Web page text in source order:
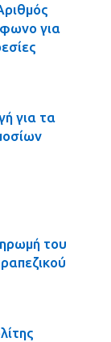
για
για τα
του